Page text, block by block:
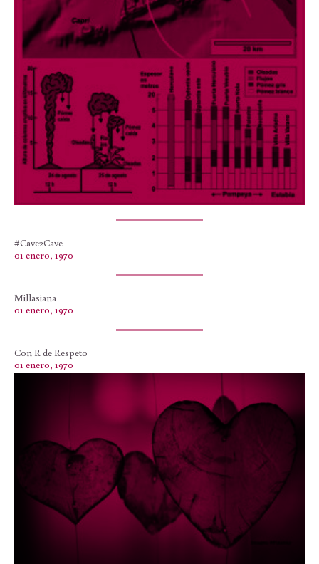
#Cave2Cave
01 enero, 1970
Millasiana
01 enero, 1970
Con R de Respeto
01 enero, 1970